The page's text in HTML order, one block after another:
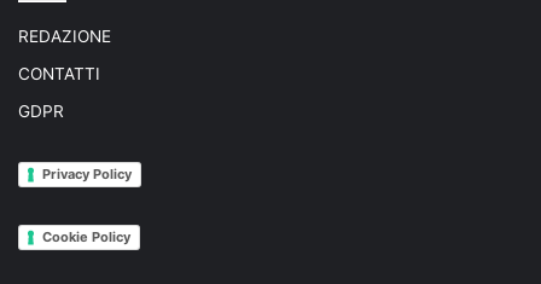
REDAZIONE
CONTATTI
GDPR
Privacy Policy
Cookie Policy